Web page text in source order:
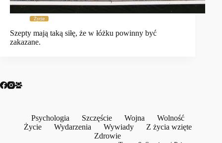
Życie
Szepty mają taką siłę, że w łóżku powinny być
zakazane.
Psychologia Szczęście Wojna
Wolność
Życie
Wydarzenia Wywiady
Z życia wzięte
Zdrowie